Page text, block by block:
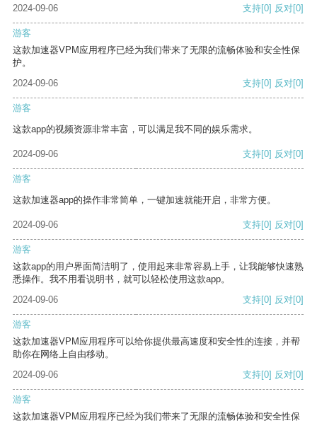
2024-09-06
支持[0] 反对[0]
游客
这款加速器VPM应用程序已经为我们带来了无限的流畅体验和安全性保
护。
2024-09-06
支持[0] 反对[0]
游客
这款app的视频资源非常丰富，可以满足我不同的娱乐需求。
2024-09-06 支持[0] 反对[0]
游客
这款加速器app的操作非常简单，一键加速就能开启，非常方便。
2024-09-06 支持[0] 反对[0]
游客
这款app的用户界面简洁明了，使用起来非常容易上手，让我能够快速熟
悉操作。我不用看说明书，就可以轻松使用这款app。
2024-09-06
支持[0] 反对[0]
游客
这款加速器VPM应用程序可以给你提供最高速度和安全性的连接，并帮
助你在网络上自由移动。
2024-09-06
支持[0] 反对[0]
游客
这款加速器VPM应用程序已经为我们带来了无限的流畅体验和安全性保